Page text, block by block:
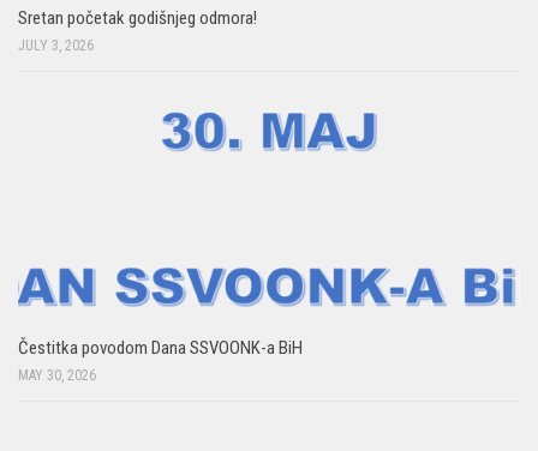
Sretan početak godišnjeg odmora!
JULY 3, 2026
Čestitka povodom Dana SSVOONK-a BiH
MAY 30, 2026